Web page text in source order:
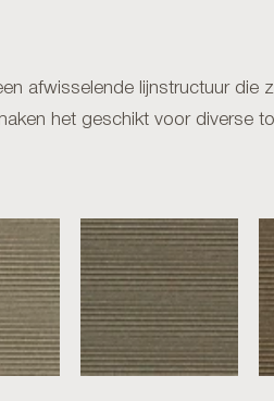
afwisselende lijnstructuur die
het geschikt voor diverse